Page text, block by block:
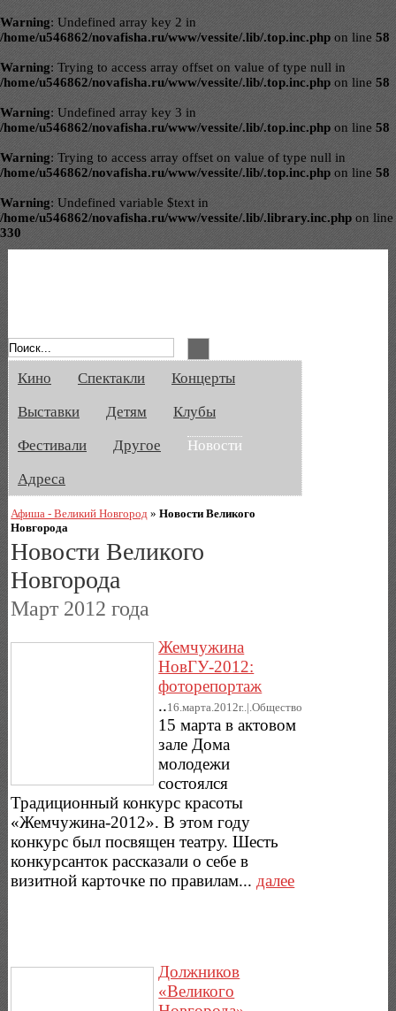
Warning: Undefined array key 2 in
/home/u546862/novafisha.ru/www/vessite/.lib/.top.inc.php on line 58
Warning: Trying to access array offset on value of type null in
/home/u546862/novafisha.ru/www/vessite/.lib/.top.inc.php on line 58
Warning: Undefined array key 3 in
/home/u546862/novafisha.ru/www/vessite/.lib/.top.inc.php on line 58
Warning: Trying to access array offset on value of type null in
/home/u546862/novafisha.ru/www/vessite/.lib/.top.inc.php on line 58
Warning: Undefined variable $text in
/home/u546862/novafisha.ru/www/vessite/.lib/.library.inc.php on line
330
Кино Спектакли
Концерты
Выставки
Детям
Клубы
Фестивали
Другое
Новости
Адреса
Афиша - Великий Новгород »Новости Великого
Новгорода
Новости Великого
Новгорода
Март 2012 года
Жемчужина
НовГУ-2012:
фоторепортаж
..16.марта.2012г..|.Общество
15 марта в актовом
зале Дома
молодежи
состоялся
Традиционный конкурс красоты
«Жемчужина-2012». В этом году
конкурс был посвящен театру. Шесть
конкурсанток рассказали о себе в
визитной карточке по правилам... далее
Должников
«Великого